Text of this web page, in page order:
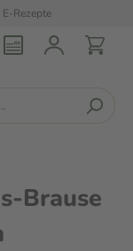
Rezepte
Brause